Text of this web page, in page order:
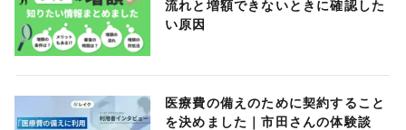
流れと増額できないときに確認した
い原因
医療費の備えのために契約すること
を決めました｜市田さんの体験談